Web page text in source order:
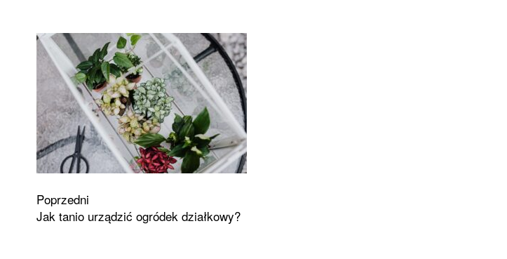
Zobacz
wpisy
Poprzedni
Jak tanio urządzić ogródek działkowy?